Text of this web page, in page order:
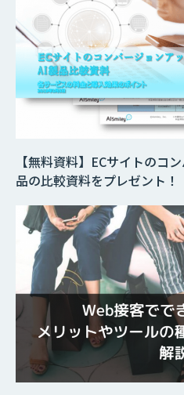
【無料資料】ECサイトのコ
品の比較資料をプレゼント！